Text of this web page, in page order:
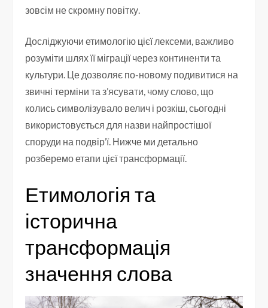
зовсім не скромну повітку.
Досліджуючи етимологію цієї лексеми, важливо
розуміти шлях її міграції через континенти та
культури. Це дозволяє по-новому подивитися на
звичні терміни та з’ясувати, чому слово, що
колись символізувало велич і розкіш, сьогодні
використовується для назви найпростішої
споруди на подвір’ї. Нижче ми детально
розберемо етапи цієї трансформації.
Етимологія та
історична
трансформація
значення слова